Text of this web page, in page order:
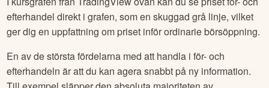
efterhandel direkt i grafen, som en skuggad grå linje, vilket
ger dig en uppfattning om priset inför ordinarie börsöppning.
En av de största fördelarna med att handla i för- och
efterhandeln är att du kan agera snabbt på ny information.